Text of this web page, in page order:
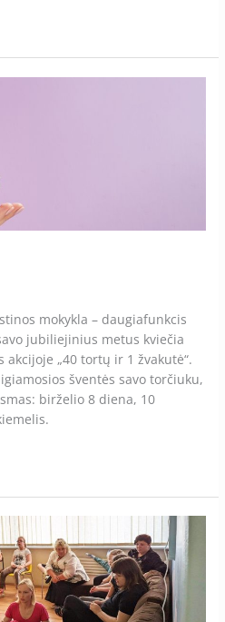
mokykla – daugiafunkcis
jubiliejinius metus kviečia
„40 tortų ir 1 žvakutė“.
šventės savo torčiuku,
birželio 8 diena, 10